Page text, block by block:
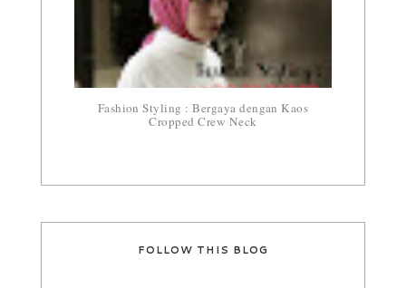
Fashion Styling : Bergaya dengan Kaos
Cropped Crew Neck
FOLLOW THIS BLOG